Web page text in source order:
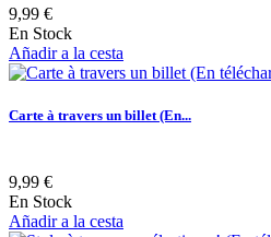
9,99 €
En Stock
Añadir a la cesta
Carte à travers un billet (En...
9,99 €
En Stock
Añadir a la cesta